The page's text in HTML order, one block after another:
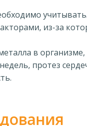
из-за
в
протез